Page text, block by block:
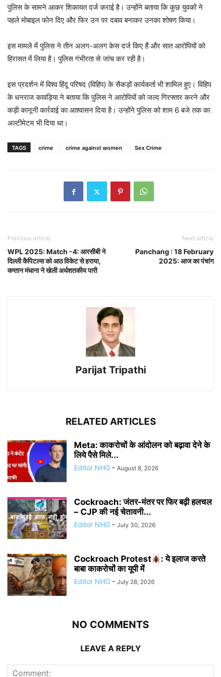
पुलिस के सामने आकर शिकायत दर्ज कराई है। उन्होंने बताया कि कुछ युवकों ने
पहले मोबाइल फोन दिए और फिर उन पर दबाव बनाकर उनका शोषण किया।
इस मामले में पुलिस ने तीन अलग-अलग केस दर्ज किए हैं और सात आरोपियों को
हिरासत में लिया है। पुलिस गंभीरता से जांच कर रही है।
इस प्रदर्शन में विश्व हिंदू परिषद (विहिप) के सैकड़ों कार्यकर्ता भी शामिल हुए। विहिप
के धनराज कावड़िया ने बताया कि पुलिस ने आरोपियों को जल्द गिरफ्तार करने और
कड़ी कानूनी कार्रवाई का आश्वासन दिया है। उन्होंने पुलिस को शाम 6 बजे तक का
अल्टीमेटम भी दिया था।
TAGS crime crime against women Sex Crime
Previous article
WPL 2025: Match -4: आरसीबी ने
दिल्ली कैपिटल्स को आठ विकेट से हराया,
कप्तान मंधाना ने खेली अर्धशतकीय पारी
Next article
Panchang : 18 February
2025: आज का पंचांग
Parijat Tripathi
RELATED ARTICLES
Meta: काकरोचों के आंदोलन को बढ़ावा देने के
लिये पैसे मिले...
Editor NHG - August 8, 2026
Cockroach: जंतर-मंतर पर फिर बढ़ी हलचल
– CJP की नई चेतावनी...
Editor NHG - July 30, 2026
Cockroach Protest
: ये इलाज करते
बाबा काकरोचों का यूपी में
Editor NHG - July 28, 2026
NO COMMENTS
LEAVE A REPLY